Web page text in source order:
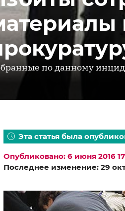
по данному
Эта статья была
Опубликовано: 6 июня 2016
Последнее изменение: 29